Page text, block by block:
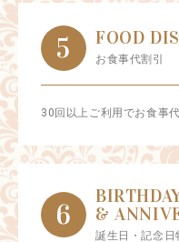
5 FOOD
お食事代割引
30回以上ご利用でお食事
6
&
誕生日・記念日